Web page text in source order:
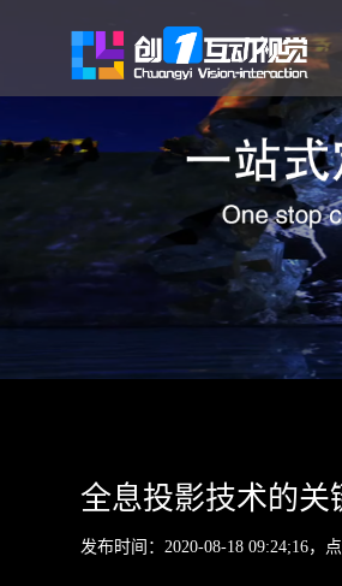
全息投影技术的关
发布时间：2020-08-18 09:24;16，